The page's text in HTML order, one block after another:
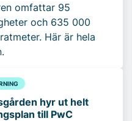
omfattar 95
och 635 000
Här är hela
hyr ut helt
till PwC